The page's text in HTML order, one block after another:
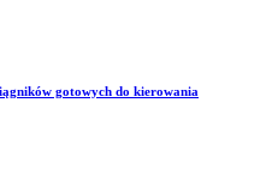
gotowych do kierowania